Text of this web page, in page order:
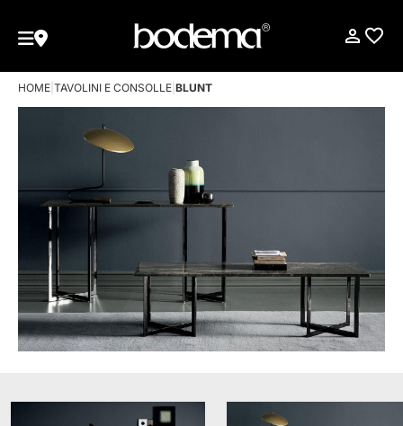
HOME TAVOLINI E CONSOLLE BLUNT